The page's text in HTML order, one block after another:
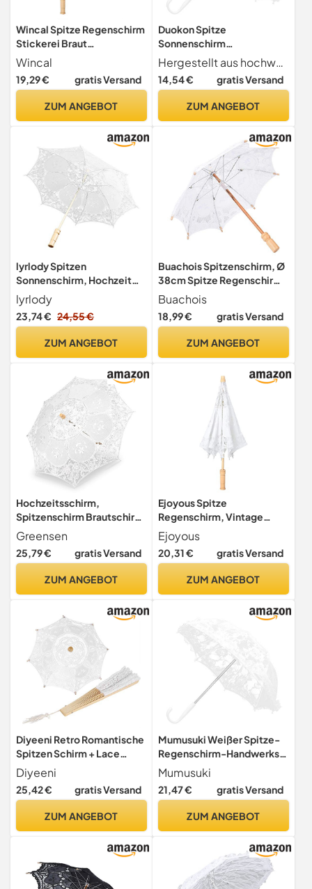
Wincal Spitze Regenschirm
Stickerei Braut
Sonnenschirm Handmad'e
Spitze Blume Stickerei
Sonnenschirm Hochzeit
Regenschirm
Wincal
19,29 € gratis Versand
ZUM ANGEBOT
Duokon Spitze
Sonnenschirm
Regenschirm, Vintage
Hochzeitsschirm
Brautschirm Fotografie
Hochzeitsfest Dekoration
Hergestellt aus hochwertigem Spitzenmaterial, die Mitte und die Rippen sind aus rostfreiem Stahl gefertigt, der Griff ist aus plastischer Eleganz gefertigt.
14,54 € gratis Versand
ZUM ANGEBOT
lyrlody Spitzen
Sonnenschirm, Hochzeit
Brautschirm, Vintage
Fotografie, 3D
Blumenstickerei, Faltbar,
lyrlody
23,74 € 24,55 €
ZUM ANGEBOT
Buachois Spitzenschirm, Ø
38cm Spitze Regenschirm
Vintage Hochzeit
Baumwolle Sonnenschirm
Brautschirm Westlicher Stil
Hochzeitsfeier Dekoration
Regenschirm
Buachois
18,99 € gratis Versand
ZUM ANGEBOT
Hochzeitsschirm,
Spitzenschirm Brautschirm
Prinzessin Spitze Schirm
Battenburg Spitze Deko
Sonnenschirm Accessoire
Fotografie Kostüme
Greensen
25,79 € gratis Versand
ZUM ANGEBOT
Ejoyous Spitze
Regenschirm, Vintage
Hochzeit Spitze Stickerei
Hochzeitsschirm
Brautschirm Sonnenschirm
Dekoration Braut Foto
Ejoyous
20,31 € gratis Versand
ZUM ANGEBOT
Diyeeni Retro Romantische
Spitzen Schirm + Lace
Handfächer, Klassische
Hochzeit Sonnenschirme
mit Holzgriff, Damen
Kostüm Vintage Foto
Diyeeni
25,42 € gratis Versand
ZUM ANGEBOT
Mumusuki Weißer Spitze-
Regenschirm-Handwerks-
Blumen-Stickerei-
Regenschirm-Gebrauch für
Brautpartei-
ng Fotografie-Szenen-
(51241 Gebleichte Farbe)
Mumusuki
21,47 € gratis Versand
ZUM ANGEBOT